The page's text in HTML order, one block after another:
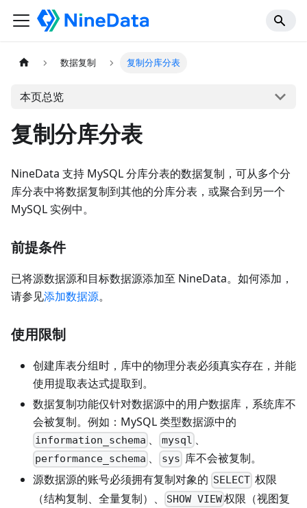
数据复制 复制分库分表
本页总览
复制分库分表
NineData 支持 MySQL 分库分表的数据复制，可从多个分
库分表中将数据复制到其他的分库分表，或聚合到另一个
MySQL 实例中。
前提条件
已将源数据源和目标数据源添加至 NineData。如何添加，
请参见添加数据源。
使用限制
创建库表分组时，库中的物理分表必须真实存在，并能
使用提取表达式提取到。
数据复制功能仅针对数据源中的用户数据库，系统库不
会被复制。例如：MySQL 类型数据源中的
information_schema 、 mysql 、
performance_schema 、 sys 库不会被复制。
源数据源的账号必须拥有复制对象的 SELECT 权限
（结构复制、全量复制）、
SHOW VIEW权限（视图复